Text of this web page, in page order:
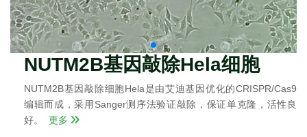
NUTM2B基因敲除Hela细胞
NUTM2B基因敲除细胞Hela是由艾迪基因优化的CRISPR/Cas9
编辑而成，采用Sanger测序法验证敲除，保证单克隆，活性良
好。
更多